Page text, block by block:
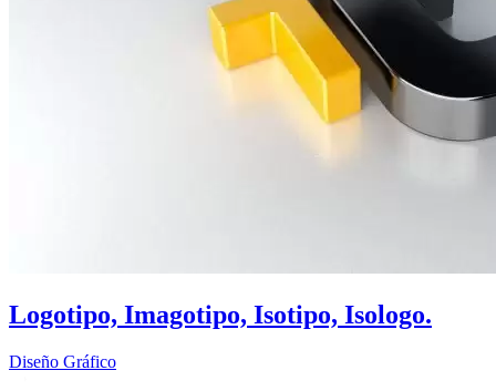
Logotipo, Imagotipo, Isotipo, Isologo.
Diseño Gráfico